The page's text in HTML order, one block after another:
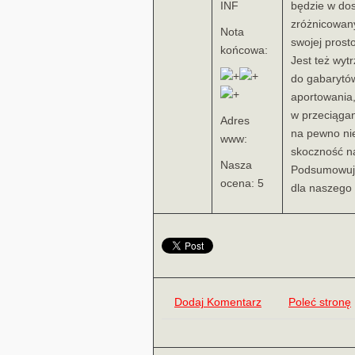
INF
Nota
końcowa:
Adres
www:
Nasza
ocena: 5
będzie w
swojej
Jest też
do
w
na pewno
skoczność
dla naszego
Dodaj Komentarz Poleć stronę